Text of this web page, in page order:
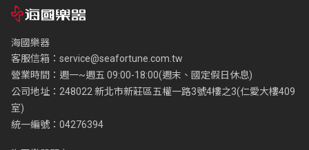
海國樂器
客服信箱： service@seafortune.com.tw
營業時間：週一~週五 09:00-18:00(週末、國定假日休息)
公司地址：248022 新北市新莊區五權一路3號4樓之3(仁愛大樓409
室)
統一編號：04276394